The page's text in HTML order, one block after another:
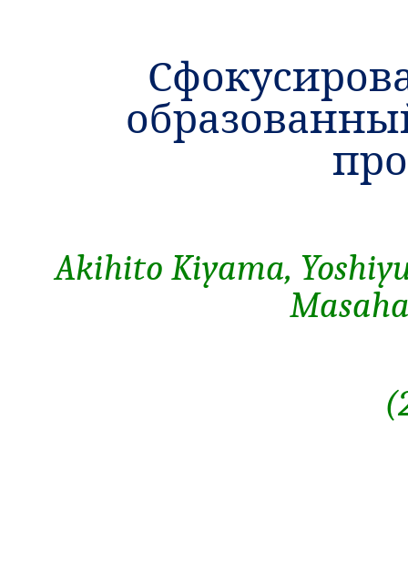
Akihito Kiyama,